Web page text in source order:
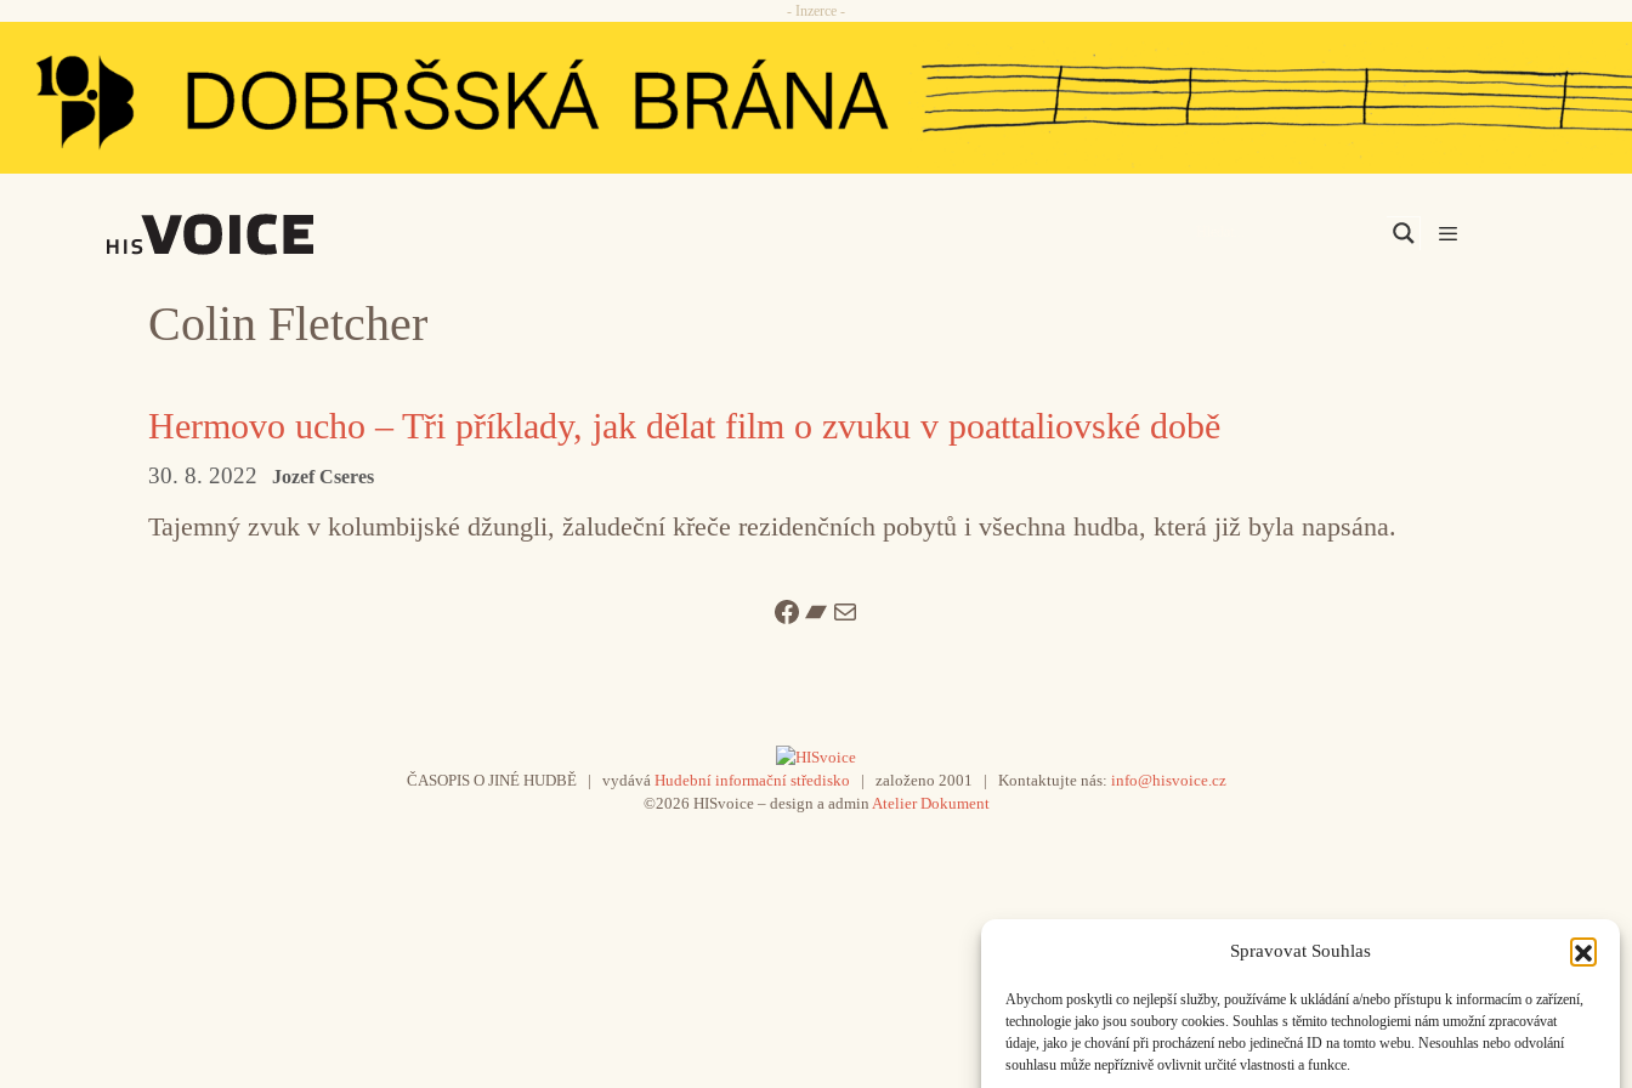
Spravovat Souhlas
Abychom poskytli co nejlepší služby, používáme k ukládání a/nebo přístupu k informacím o zařízení,
technologie jako jsou soubory cookies. Souhlas s těmito technologiemi nám umožní zpracovávat
údaje, jako je chování při procházení nebo jedinečná ID na tomto webu. Nesouhlas nebo odvolání
souhlasu může nepříznivě ovlivnit určité vlastnosti a funkce.
Přeskočit
obsah
- Inzerce -
Colin Fletcher
Hermovo ucho – Tři příklady, jak dělat film o zvuku v poattaliovské době
30. 8. 2022 Jozef Cseres
Tajemný zvuk v kolumbijské džungli, žaludeční křeče rezidenčních pobytů i všechna hudba, která již byla napsána.
Facebook
Bandcamp
Mail
ČASOPIS O JINÉ HUDBĚ | vydává Hudební informační středisko | založeno 2001 | Kontaktujte nás: info@hisvoice.cz
©2026 HISvoice – design a admin Atelier Dokument